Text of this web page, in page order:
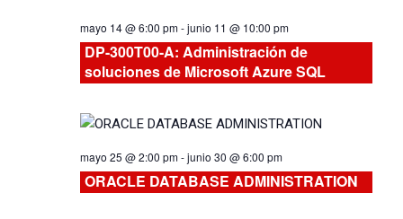
y
de
Cursos
mayo 14 @ 6:00 pm-junio 11 @ 10:00 pm
DP-300T00-A: Administración de
soluciones de Microsoft Azure SQL
mayo 25 @ 2:00 pm-junio 30 @ 6:00 pm
ORACLE DATABASE ADMINISTRATION